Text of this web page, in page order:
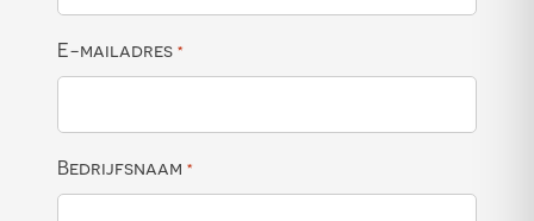
E-mailadres *
Bedrijfsnaam *